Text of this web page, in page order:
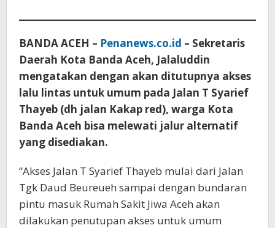
BANDA ACEH – Penanews.co.id – Sekretaris
Daerah Kota Banda Aceh, Jalaluddin
mengatakan dengan akan ditutupnya akses
lalu lintas untuk umum pada Jalan T Syarief
Thayeb (dh jalan Kakap red), warga Kota
Banda Aceh bisa melewati jalur alternatif
yang disediakan.
“Akses Jalan T Syarief Thayeb mulai dari Jalan
Tgk Daud Beureueh sampai dengan bundaran
pintu masuk Rumah Sakit Jiwa Aceh akan
dilakukan penutupan akses untuk umum